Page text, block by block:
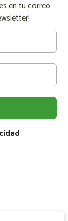
en tu correo